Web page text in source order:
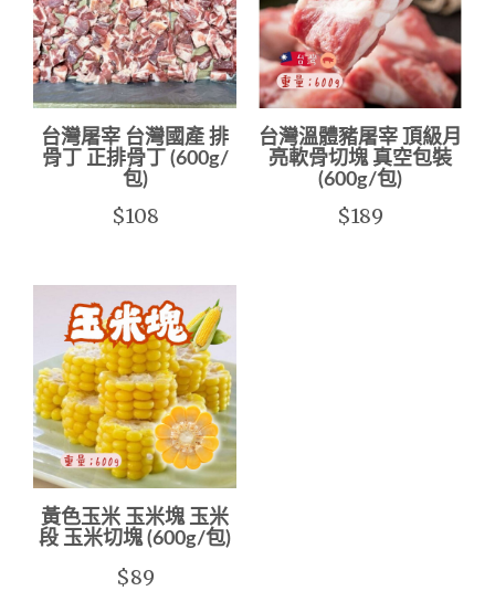
台灣屠宰 台灣國產 排
骨丁 正排骨丁 (600g/
包)
$108
台灣溫體豬屠宰 頂級月
亮軟骨切塊 真空包裝
(600g/包)
$189
黃色玉米 玉米塊 玉米
段 玉米切塊 (600g/包)
$89